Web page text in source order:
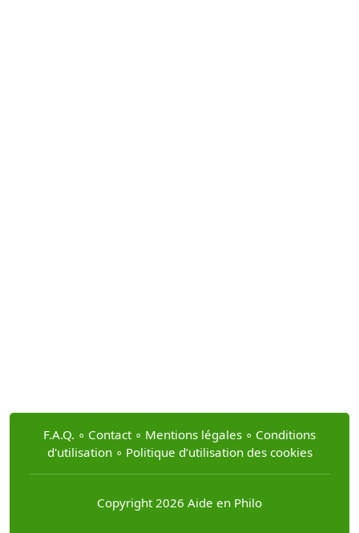
F.A.Q. ∘ Contact ∘ Mentions légales ∘ Conditions
d'utilisation∘ Politique d’utilisation des cookies
Copyright 2026 Aide en Philo